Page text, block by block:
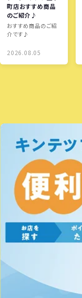
町店おすすめ商品
のご紹介♪
おすすめ商品のご紹
介です♪
2026.08.05